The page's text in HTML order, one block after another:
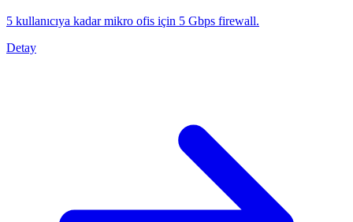
5 kullanıcıya kadar mikro ofis için 5 Gbps firewall.
Detay